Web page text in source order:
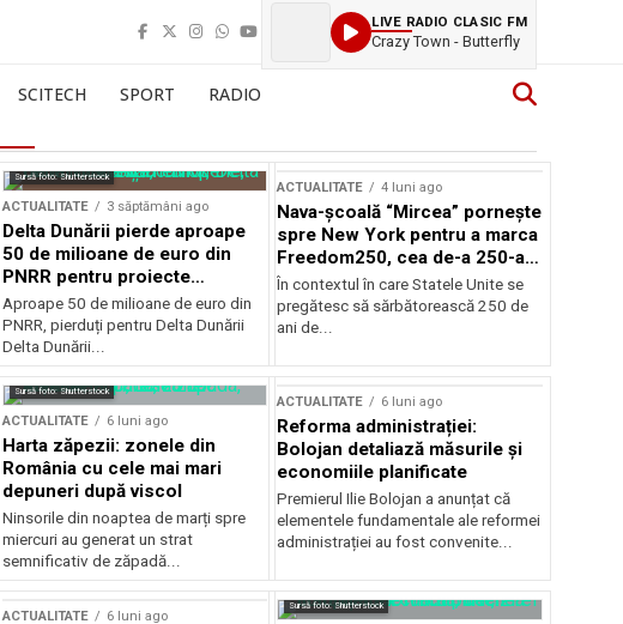
LIVE RADIO CLASIC FM
Crazy Town - Butterfly
SCITECH SPORT RADIO
Sursă foto: Shutterstock
ACTUALITATE 3 săptămâni ago
Delta Dunării pierde aproape
50 de milioane de euro din
PNRR pentru proiecte
esențiale
Aproape 50 de milioane de euro din
PNRR, pierduți pentru Delta Dunării
Delta Dunării...
ACTUALITATE 4 luni ago
Nava-școală “Mircea” pornește
spre New York pentru a marca
Freedom250, cea de-a 250-a
aniversare a Statelor Unite
În contextul în care Statele Unite se
pregătesc să sărbătorească 250 de
ani de...
Sursă foto: Shutterstock
ACTUALITATE 6 luni ago
Harta zăpezii: zonele din
România cu cele mai mari
depuneri după viscol
Ninsorile din noaptea de marți spre
miercuri au generat un strat
semnificativ de zăpadă...
ACTUALITATE 6 luni ago
Reforma administrației:
Bolojan detaliază măsurile și
economiile planificate
Premierul Ilie Bolojan a anunțat că
elementele fundamentale ale reformei
administrației au fost convenite...
ACTUALITATE 6 luni ago
Sursă foto: Shutterstock